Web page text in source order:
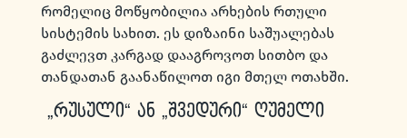
რომელიც მოწყობილია არხების რთული
სისტემის სახით. ეს დიზაინი საშუალებას
გაძლევთ კარგად დააგროვოთ სითბო და
თანდათან გაანაწილოთ იგი მთელ ოთახში.
„რუსული“ ან „შვედური“ ღუმელი